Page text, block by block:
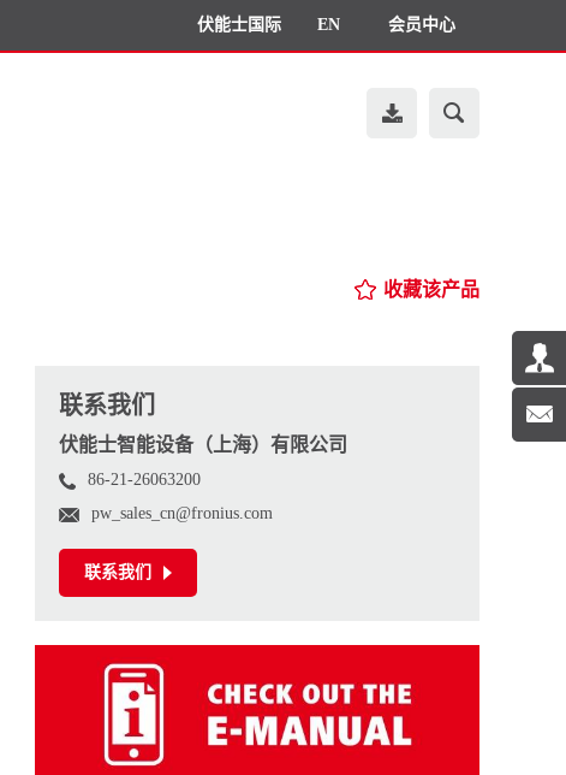
伏能士国际 EN 会员中心
收藏该产品
联系我们
伏能士智能设备（上海）有限公司
86-21-26063200
pw_sales_cn@fronius.com
联系我们